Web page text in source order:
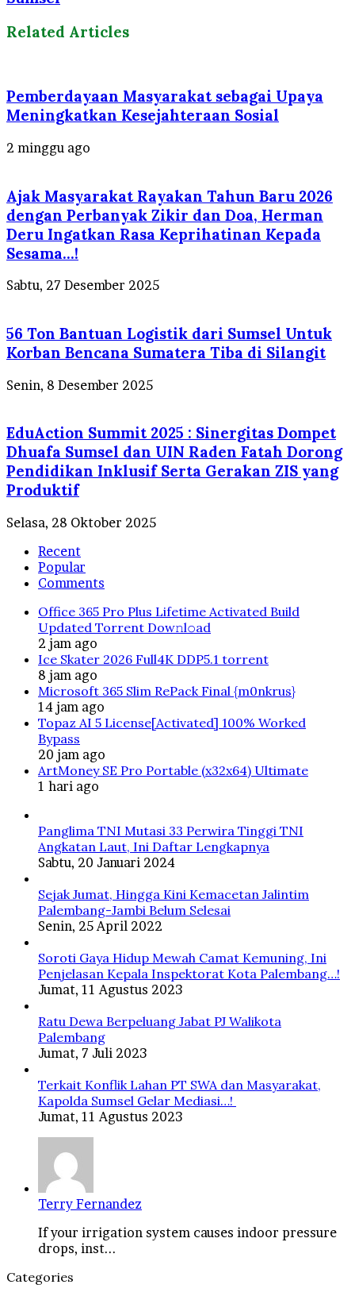
Related Articles
Pemberdayaan Masyarakat sebagai Upaya
Meningkatkan Kesejahteraan Sosial
2 minggu ago
Ajak Masyarakat Rayakan Tahun Baru 2026
dengan Perbanyak Zikir dan Doa, Herman
Deru Ingatkan Rasa Keprihatinan Kepada
Sesama…!
Sabtu, 27 Desember 2025
56 Ton Bantuan Logistik dari Sumsel Untuk
Korban Bencana Sumatera Tiba di Silangit
Senin, 8 Desember 2025
EduAction Summit 2025 : Sinergitas Dompet
Dhuafa Sumsel dan UIN Raden Fatah Dorong
Pendidikan Inklusif Serta Gerakan ZIS yang
Produktif
Selasa, 28 Oktober 2025
Recent
Popular
Comments
Office 365 Pro Plus Lifetime Activated Build
Updated Torrent Dow𝚗l𝚘аd
2 jam ago
Ice Skater 2026 Full4K DDP5.1 torrent
8 jam ago
Microsoft 365 Slim RePack Final {m0nkrus}
14 jam ago
Topaz AI 5 License[Activated] 100% Worked
Bypass
20 jam ago
ArtMoney SE Pro Portable (x32x64) Ultimate
1 hari ago
Panglima TNI Mutasi 33 Perwira Tinggi TNI
Angkatan Laut, Ini Daftar Lengkapnya
Sabtu, 20 Januari 2024
Sejak Jumat, Hingga Kini Kemacetan Jalintim
Palembang-Jambi Belum Selesai
Senin, 25 April 2022
Soroti Gaya Hidup Mewah Camat Kemuning, Ini
Penjelasan Kepala Inspektorat Kota Palembang…!
Jumat, 11 Agustus 2023
Ratu Dewa Berpeluang Jabat PJ Walikota
Palembang
Jumat, 7 Juli 2023
Terkait Konflik Lahan PT SWA dan Masyarakat,
Kapolda Sumsel Gelar Mediasi…!
Jumat, 11 Agustus 2023
Terry Fernandez
If your irrigation system causes indoor pressure
drops, inst...
Categories